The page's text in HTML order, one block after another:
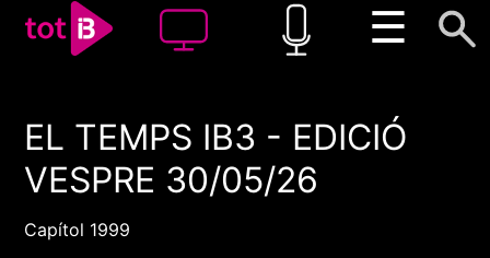
☰
00:00 00:00
1x
EL TEMPS IB3 - EDICIÓ
VESPRE 30/05/26
Capítol 1999